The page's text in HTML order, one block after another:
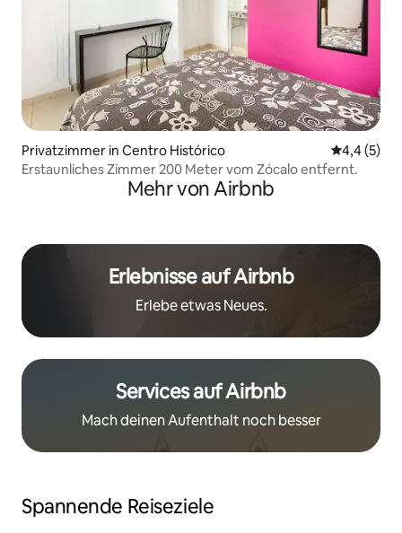
Privatzimmer in Centro Histórico
4,4 (5)
Erstaunliches Zimmer 200 Meter vom Zócalo entfernt.
Mehr von Airbnb
Erlebnisse auf Airbnb
Erlebe etwas Neues.
Services auf Airbnb
Mach deinen Aufenthalt noch besser
Spannende Reiseziele